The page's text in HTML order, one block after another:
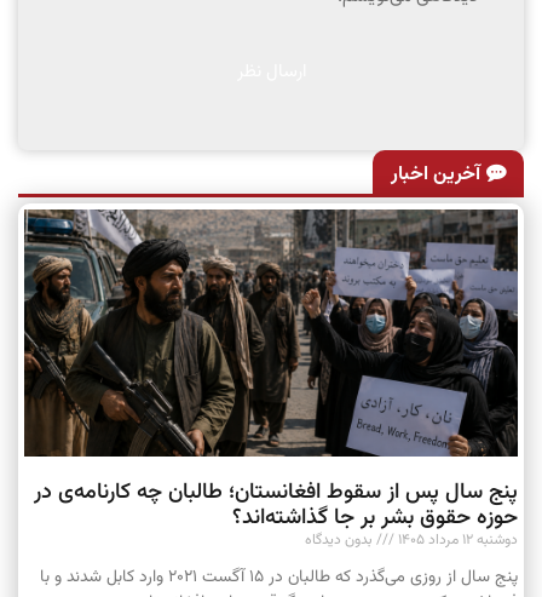
آخرین اخبار
پنج سال پس از سقوط افغانستان؛ طالبان چه کارنامه‌ی در
حوزه حقوق بشر بر جا گذاشته‌اند؟
دوشنبه ۱۲ مرداد ۱۴۰۵ بدون دیدگاه
پنج سال از روزی می‌گذرد که طالبان در ۱۵ آگست ۲۰۲۱ وارد کابل شدند و با